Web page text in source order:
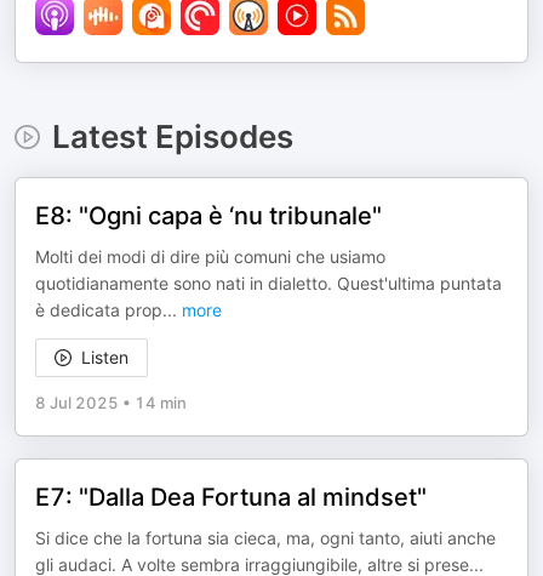
Latest Episodes
E8: "Ogni capa è ‘nu tribunale"
Molti dei modi di dire più comuni che usiamo
quotidianamente sono nati in dialetto. Quest'ultima puntata
è dedicata prop... more
Listen
8 Jul 2025 • 14 min
E7: "Dalla Dea Fortuna al mindset"
Si dice che la fortuna sia cieca, ma, ogni tanto, aiuti anche
gli audaci. A volte sembra irraggiungibile, altre si prese...